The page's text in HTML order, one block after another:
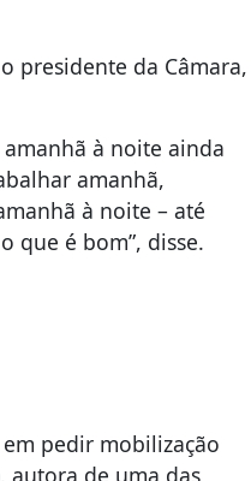
presidente da Câmara,
à noite ainda
amanhã,
à noite – até
que é bom”, disse.
pedir mobilização
autora de uma das